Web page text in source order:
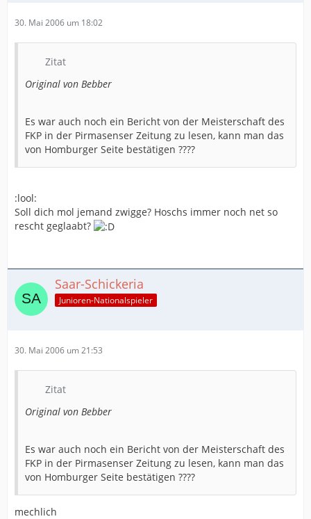
30. Mai 2006 um 18:02
Zitat
Original von Bebber
Es war auch noch ein Bericht von der Meisterschaft des
FKP in der Pirmasenser Zeitung zu lesen, kann man das
von Homburger Seite bestätigen ????
:lool:
Soll dich mol jemand zwigge? Hoschs immer noch net so
rescht geglaabt?
Saar-Schickeria
Junioren-Nationalspieler
30. Mai 2006 um 21:53
Zitat
Original von Bebber
Es war auch noch ein Bericht von der Meisterschaft des
FKP in der Pirmasenser Zeitung zu lesen, kann man das
von Homburger Seite bestätigen ????
mechlich